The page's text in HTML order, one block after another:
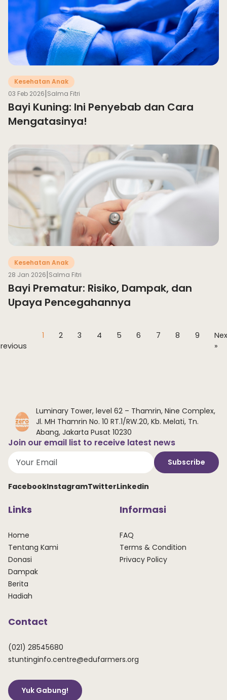
Kesehatan Anak
03 Feb 2026|Salma Fitri
Bayi Kuning: Ini Penyebab dan Cara
Mengatasinya!
Kesehatan Anak
28 Jan 2026|Salma Fitri
Bayi Prematur: Risiko, Dampak, dan
Upaya Pencegahannya
1 2 3 4 5 6 7 8 9
»
Luminary Tower, level 62 – Thamrin, Nine Complex,
Jl. MH Thamrin No. 10 RT.1/RW.20, Kb. Melati, Tn.
Abang, Jakarta Pusat 10230
Join our email list to receive latest news
Subscribe
FacebookInstagramTwitterLinkedin
Links
Home
Tentang Kami
Donasi
Dampak
Berita
Hadiah
Informasi
FAQ
Terms & Condition
Privacy Policy
Contact
(021) 28545680
stuntinginfo.centre@edufarmers.org
Yuk Gabung!